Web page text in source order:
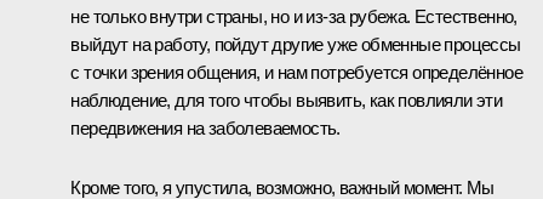
не только внутри страны, но и из-за рубежа. Естественно,
выйдут на работу, пойдут другие уже обменные процессы
с точки зрения общения, и нам потребуется определённое
наблюдение, для того чтобы выявить, как повлияли эти
передвижения на заболеваемость.
Кроме того, я упустила, возможно, важный момент. Мы